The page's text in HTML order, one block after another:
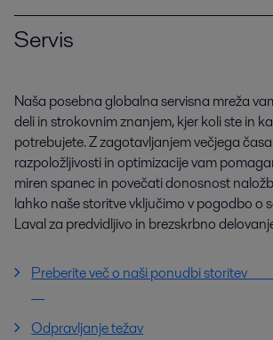
Servis
Naša posebna globalna servisna mreža
deli in strokovnim znanjem, kjer koli ste in
potrebujete. Z zagotavljanjem večjega
razpoložljivosti in optimizacije vam
miren spanec in povečati donosnost
lahko naše storitve vključimo v pogodbo o
Laval za predvidljivo in brezskrbno
Preberite več o naši
Odpravljanje težav